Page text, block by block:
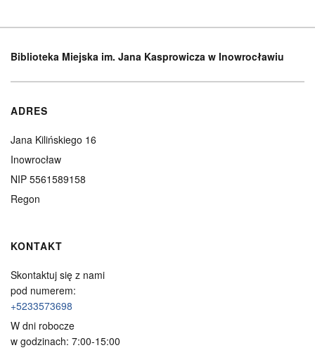
Biblioteka Miejska im. Jana Kasprowicza w Inowrocławiu
ADRES
Jana Kilińskiego 16
Inowrocław
NIP 5561589158
Regon
KONTAKT
Skontaktuj się z nami
pod numerem:
+5233573698
W dni robocze
w godzinach: 7:00-15:00